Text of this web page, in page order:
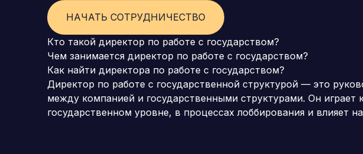
НАЧАТЬ СОТРУДНИЧЕСТВО
Кто такой директор по работе с государством?
Чем занимается директор по работе с государством?
Как найти директора по работе с государством?
Директор по работе с государственной структурой — это
между компанией и государственными структурами. Он
государственном уровне, в процессах лоббирования и влияет